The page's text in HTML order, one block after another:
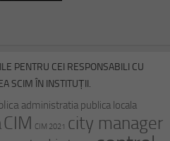
PENTRU CEI RESPONSABILI CU
SCIM ÎN INSTITUȚII.
administratia publica locala
CIM CIM 2021 city manager